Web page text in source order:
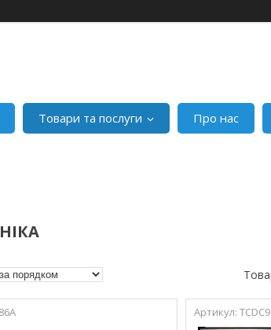
Товари та послуги Про нас
TCDC9